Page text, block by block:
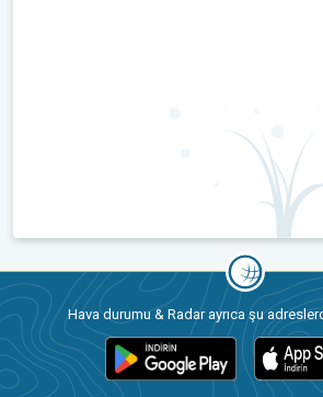
Hava durumu & Radar ayrıca şu